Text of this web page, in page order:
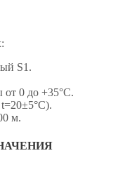
S1.
0 до +35°С.
м.